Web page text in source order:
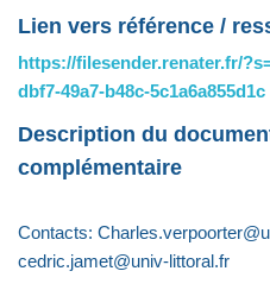
Lien vers référence /
https://filesender.renater.fr/
dbf7-49a7-b48c-5c1a6a855d1c
Description du
complémentaire
Contacts:
cedric.jamet@univ-littoral.fr